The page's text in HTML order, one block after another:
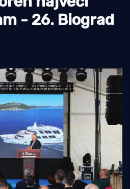
- 26. Biograd